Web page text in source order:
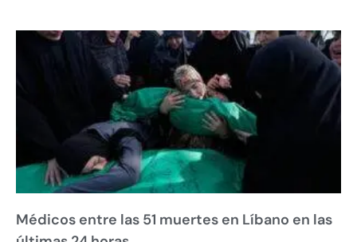
Médicos entre las 51 muertes en Líbano en las